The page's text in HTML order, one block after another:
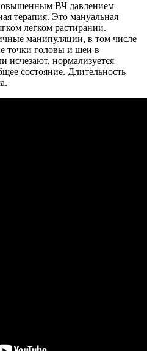
ВЧ давлением
терапия. Это мануальная
легком растирании.
манипуляции, в том числе
точки головы и шеи в
исчезают, нормализуется
состояние. Длительность